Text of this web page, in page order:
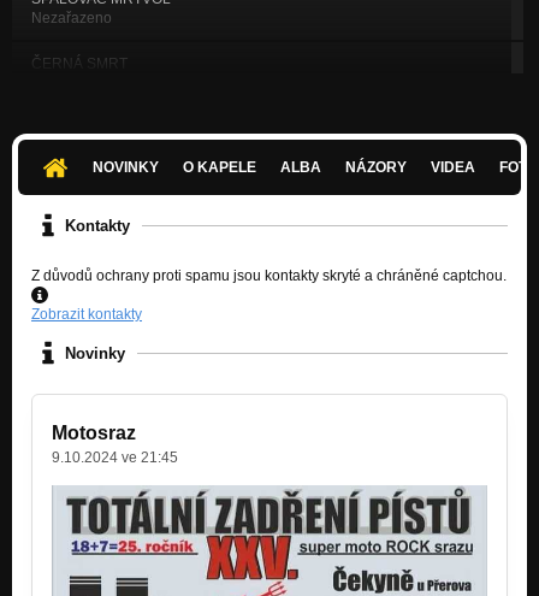
Nezařazeno
ČERNÁ SMRT
ŽRALOK
Nezařazeno
Nezařazeno
Intro
Zas
Druhé já
Noční kluby
NOVINKY O KAPELE ALBA NÁZORY VIDEA
Kontakty
Z důvodů ochrany proti spamu jsou kontakty skryté a chráněné captchou.
Zobrazit kontakty
Novinky
Motosraz
9.10.2024 ve 21:45